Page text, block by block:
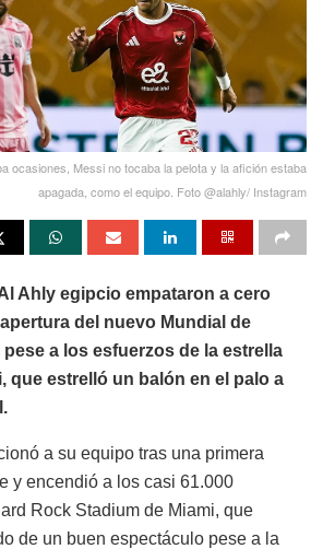
ocasiones, Messi no tocaba la pelota y la afición estaba
apagada, como el equipo. Foto @alahly/ Instagram
Ahly egipcio empataron a cero
del nuevo Mundial de
pese a los esfuerzos de la estrella
que estrelló un balón en el palo a
a su equipo tras una primera
y encendió a los casi 61.000
Rock Stadium de Miami, que
de un buen espectáculo pese a la